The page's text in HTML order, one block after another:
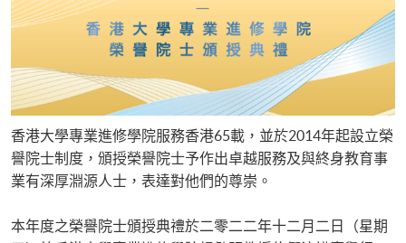
香港大學專業進修學院服務香港65載，並於2014年起設立榮
譽院士制度，頒授榮譽院士予作出卓越服務及與終身教育事
業有深厚淵源人士，表達對他們的尊崇。
本年度之榮譽院士頒授典禮於二零二二年十二月二日（星期